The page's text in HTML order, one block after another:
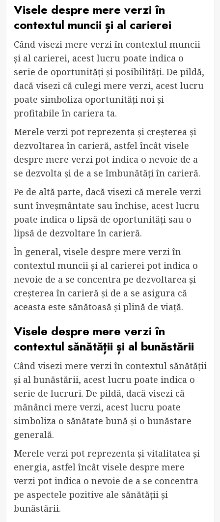
Visele despre mere verzi în
contextul muncii și al carierei
Când visezi mere verzi în contextul muncii
și al carierei, acest lucru poate indica o
serie de oportunități și posibilități. De pildă,
dacă visezi că culegi mere verzi, acest lucru
poate simboliza oportunități noi și
profitabile în cariera ta.
Merele verzi pot reprezenta și creșterea și
dezvoltarea în carieră, astfel încât visele
despre mere verzi pot indica o nevoie de a
se dezvolta și de a se îmbunătăți în carieră.
Pe de altă parte, dacă visezi că merele verzi
sunt înveșmântate sau închise, acest lucru
poate indica o lipsă de oportunități sau o
lipsă de dezvoltare în carieră.
În general, visele despre mere verzi în
contextul muncii și al carierei pot indica o
nevoie de a se concentra pe dezvoltarea și
creșterea în carieră și de a se asigura că
aceasta este sănătoasă și plină de viață.
Visele despre mere verzi în
contextul sănătății și al bunăstării
Când visezi mere verzi în contextul sănătății
și al bunăstării, acest lucru poate indica o
serie de lucruri. De pildă, dacă visezi că
mănânci mere verzi, acest lucru poate
simboliza o sănătate bună și o bunăstare
generală.
Merele verzi pot reprezenta și vitalitatea și
energia, astfel încât visele despre mere
verzi pot indica o nevoie de a se concentra
pe aspectele pozitive ale sănătății și
bunăstării.